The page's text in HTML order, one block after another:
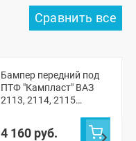
Бампер передний под
ПТФ "Кампласт" ВАЗ
2113, 2114, 2115
4 160 руб.